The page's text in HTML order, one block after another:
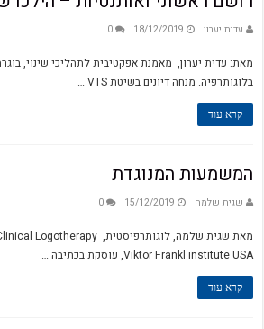
עדית יערון 18/12/2019
0
בלוגותרפיה. מנחה דיונים בשיטת VTS …
קרא עוד
המשמעות המנוגדת
שגית שלמה 15/12/2019
0
Viktor Frankl institute USA, עוסקת בכתיבה …
קרא עוד